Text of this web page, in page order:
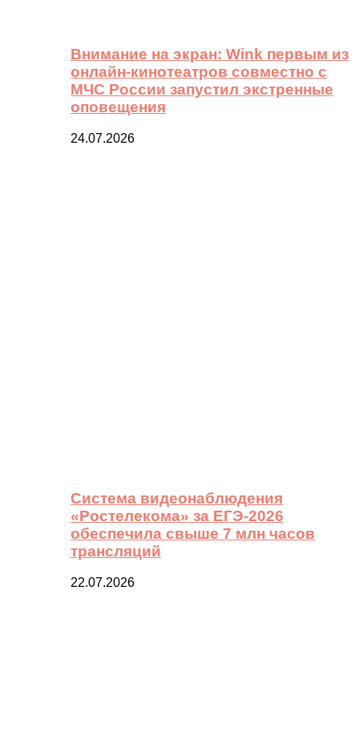
Внимание на экран: Wink первым из
онлайн-кинотеатров совместно с
МЧС России запустил экстренные
оповещения
24.07.2026
Система видеонаблюдения
«Ростелекома» за ЕГЭ-2026
обеспечила свыше 7 млн часов
трансляций
22.07.2026